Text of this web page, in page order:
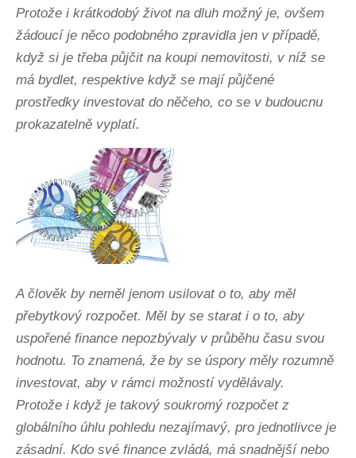
Protože i krátkodobý život na dluh možný je, ovšem
žádoucí je něco podobného zpravidla jen v případě,
když si je třeba půjčit na koupi nemovitosti, v níž se
má bydlet, respektive když se mají půjčené
prostředky investovat do něčeho, co se v budoucnu
prokazatelně vyplatí.
A člověk by neměl jenom usilovat o to, aby měl
přebytkový rozpočet. Měl by se starat i o to, aby
uspořené finance nepozbývaly v průběhu času svou
hodnotu. To znamená, že by se úspory měly rozumně
investovat, aby v rámci možností vydělávaly.
Protože i když je takový soukromý rozpočet z
globálního úhlu pohledu nezajímavý, pro jednotlivce je
zásadní. Kdo své finance zvládá, má snadnější nebo